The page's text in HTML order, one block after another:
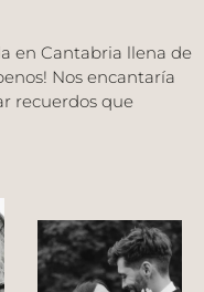
en Cantabria llena de
Nos encantaría
recuerdos que